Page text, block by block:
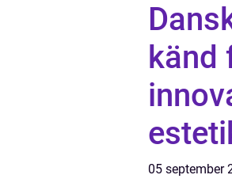
känd
05 september